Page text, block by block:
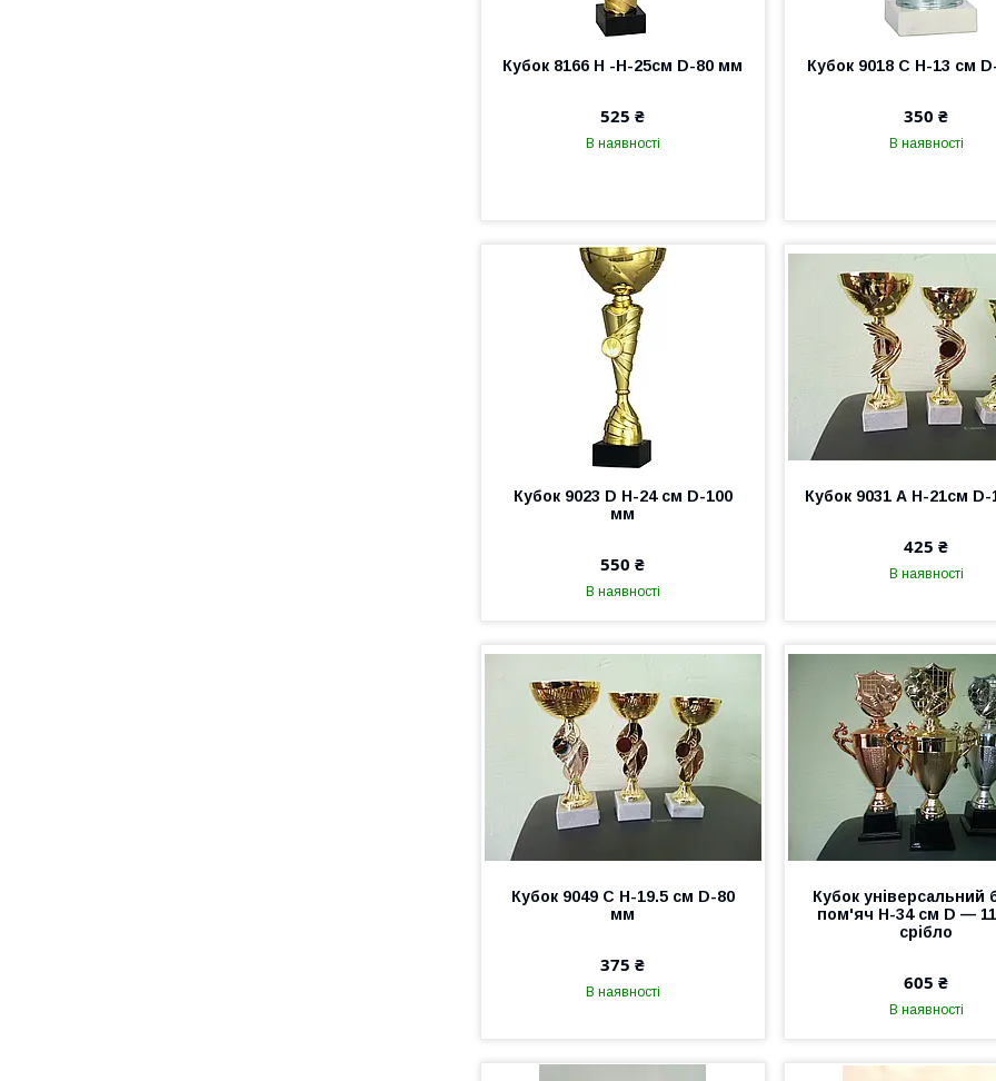
Кубок 8166 Н -Н-25см D-80 мм
525 ₴
В наявності
Кубок 9018 C Н-13 см
350 ₴
В наявності
Кубок 9023 D Н-24 см D-100
мм
550 ₴
В наявності
Кубок 9031 А Н-21см
425 ₴
В наявності
Кубок 9049 C H-19.5 см D-80
мм
375 ₴
В наявності
Кубок універсальний
пом'яч Н-34 см D —
срібло
605 ₴
В наявності